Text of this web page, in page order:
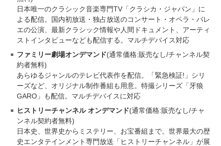
日本唯一のクラシック音楽専門TV「クラシカ・ジャパン」に
よる配信。国内初放送・独占放送のコンサート・オペラ・バレ
エの公演、最新クラシック情報や人間ドキュメント、アーティ
ストインタビューなども配信する。マルチデバイス対応
ファミリー劇場オンデマンド(通常価格:販売なし/チャンネル契
約者無料)
あらゆるジャンルのテレビ代表作を配信。「緊急検証!」シリ
ーズなど、オリジナル制作番組も用意。特撮シリーズ「牙狼
GARO」も配信。マルチデバイスに対応
ヒストリーチャンネル オンデマンド(通常価格:販売なし/チャ
ンネル契約者無料)
日本史、世界史からミステリー、お宝番組まで。世界最大の歴
史エンタテインメント専門放送「ヒストリーチャンネル」が展